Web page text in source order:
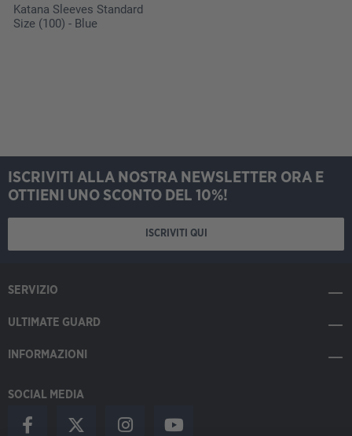
Katana Sleeves Standard
Size (100) - Blue
ISCRIVITI ALLA NOSTRA NEWSLETTER ORA E
OTTIENI UNO SCONTO DEL 10%!
ISCRIVITI QUI
SERVIZIO
ULTIMATE GUARD
INFORMAZIONI
SOCIAL MEDIA